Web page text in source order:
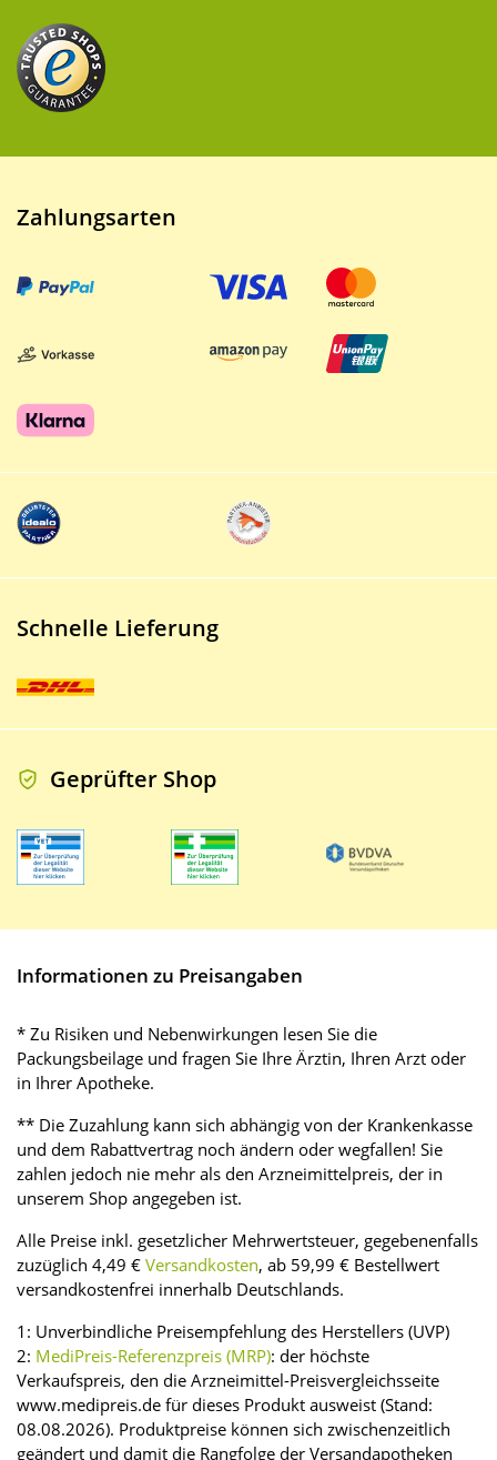
Zahlungsarten
Schnelle Lieferung
Geprüfter Shop
Informationen zu Preisangaben
* Zu Risiken und Nebenwirkungen lesen Sie die
Packungsbeilage und fragen Sie Ihre Ärztin, Ihren Arzt oder
in Ihrer Apotheke.
** Die Zuzahlung kann sich abhängig von der Krankenkasse
und dem Rabattvertrag noch ändern oder wegfallen! Sie
zahlen jedoch nie mehr als den Arzneimittelpreis, der in
unserem Shop angegeben ist.
Alle Preise inkl. gesetzlicher Mehrwertsteuer, gegebenenfalls
zuzüglich 4,49 € Versandkosten, ab 59,99 € Bestellwert
versandkostenfrei innerhalb Deutschlands.
1: Unverbindliche Preisempfehlung des Herstellers (UVP)
2: MediPreis-Referenzpreis (MRP): der höchste
Verkaufspreis, den die Arzneimittel-Preisvergleichsseite
www.medipreis.de für dieses Produkt ausweist (Stand:
08.08.2026). Produktpreise können sich zwischenzeitlich
geändert und damit die Rangfolge der Versandapotheken